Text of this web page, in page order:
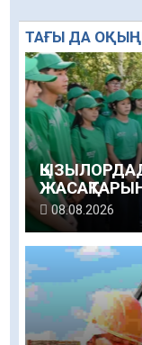
ТАҒЫ ДА
08.08.2026